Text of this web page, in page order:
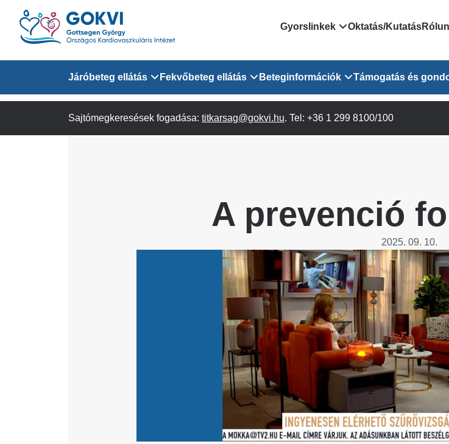
Ugrás
tartalomra
for
Gyorslinkek
Országos Online Várólista
EESZT - Egészségablak
Egységes alapellátási ügyeleti
rendszer
Háziorvosi körzetek Pest
vármegyére vonatkozóan
Patika ügyeleti link Pest
vármegyére vonatkozóan
Egészségértés
Nemzeti szívinfarktus regiszter
Oktatás/Kutatás
Domain
menu
Járóbeteg ellátás
Járóbeteg Információk
Fekvőbeteg ellátás
Felnőtt Kardiológiai Osztály
Felnőtt Szív- és Érsebészet
Sürgősségi Betegellátó Osztály
Katéter Terápiás Osztály
Kardiológiai Képalkotó Osztály
Radiológiai Osztály
Beteginformációk
Orvosaink
lekérése
Egészségügyi dokumentáció
kikérő lap
Betegtájékoztatók
Látogatóknak
Szolgáltatásaink
A szív atlasza
Támogatás és
Pszichológusok
felnőtt
Prevenció
Szociális munkás
Rehabilitáció
Sajtómegkeresések fogadása: titkarsag@gokvi.hu. Tel: +36 1 299 8100/100
A prevenció
2025. 09. 10.